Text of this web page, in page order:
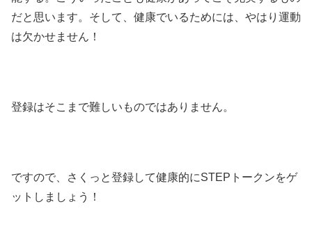
だと思います。そして、健康でいるためには、やはり運動
は欠かせません！
登録はそこまで難しいものではありません。
ですので、さくっと登録して健康的にSTEPトークンをゲ
ットしましょう！